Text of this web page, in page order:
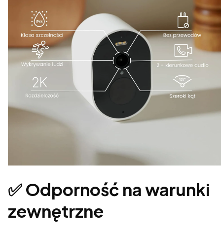
✅ Odporność na warunki
zewnętrzne